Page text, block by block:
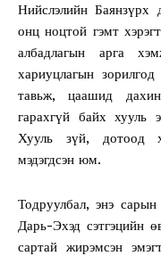
Нийслэлийн Баянзүрх
онц ноцтой гэмт
албадлагын арга
хариуцлагын
тавьж, цаашид
гарахгүй байх хууль
Хууль зүй, дотоод
мэдэгдсэн юм.
Тодруулбал, энэ
Дарь-Эхэд сэтгэцийн
сартай жирэмсэн